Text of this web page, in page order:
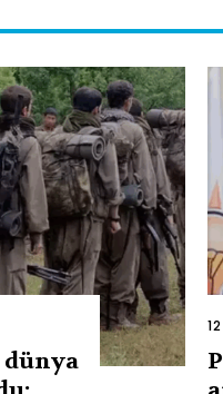
dünya